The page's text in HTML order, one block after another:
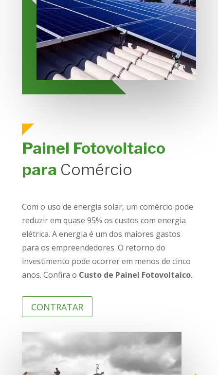
Painel Fotovoltaico
para Comércio
Com o uso de energia solar, um comércio pode
reduzir em quase 95% os custos com energia
elétrica. A energia é um dos maiores gastos
para os empreendedores. O retorno do
investimento pode ocorrer em menos de cinco
anos. Confira o Custo de Painel Fotovoltaico.
CONTRATAR